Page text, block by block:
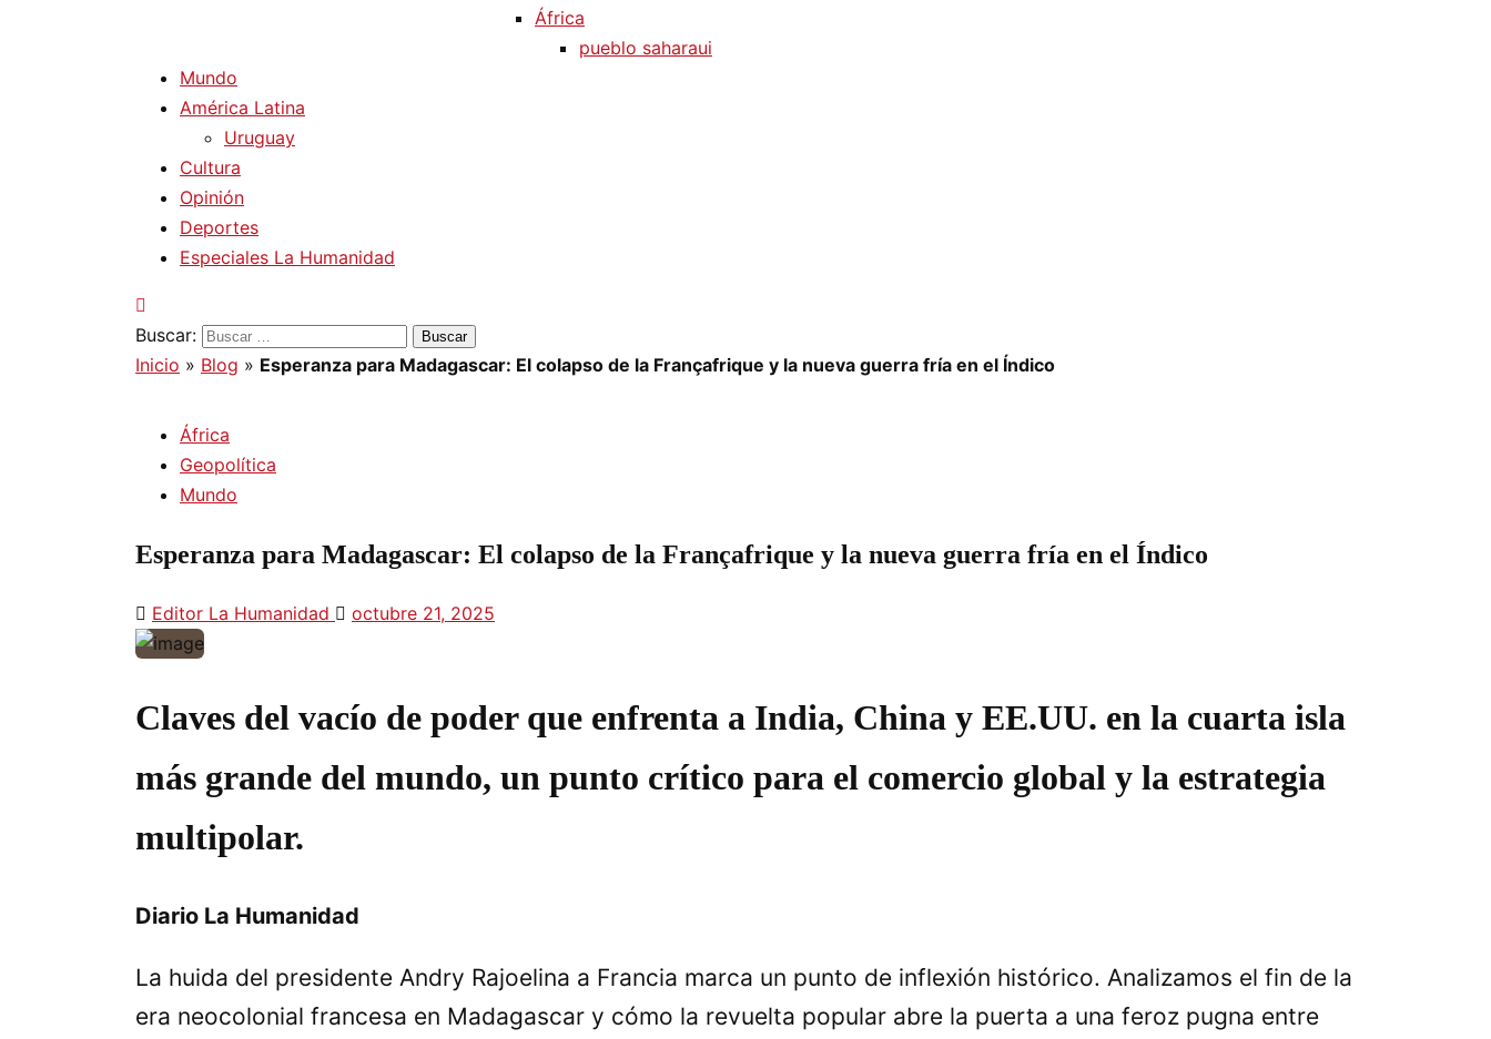
África
pueblo saharaui
Mundo
América Latina
Uruguay
Cultura
Opinión
Deportes
Especiales La Humanidad
Buscar:
Inicio » Blog » Esperanza para Madagascar: El colapso de la Françafrique y la nueva guerra fría en el Índico
África
Geopolítica
Mundo
Esperanza para Madagascar: El colapso de la Françafrique y la nueva guerra fría en el Índico
Editor La Humanidad octubre 21, 2025
Claves del vacío de poder que enfrenta a India, China y EE.UU. en la cuarta isla
más grande del mundo, un punto crítico para el comercio global y la estrategia
multipolar.
Diario La Humanidad
La huida del presidente Andry Rajoelina a Francia marca un punto de inflexión histórico. Analizamos el fin de la
era neocolonial francesa en Madagascar y cómo la revuelta popular abre la puerta a una feroz pugna entre